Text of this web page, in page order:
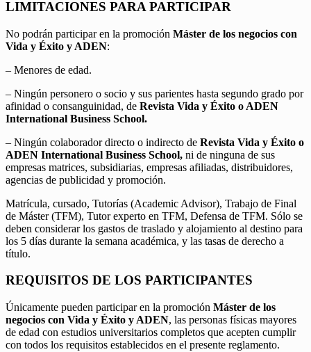
LIMITACIONES PARA PARTICIPAR
No podrán participar en la promoción Máster de los negocios con
Vida y Éxito y ADEN:
– Menores de edad.
– Ningún personero o socio y sus parientes hasta segundo grado por
afinidad o consanguinidad, de Revista Vida y Éxito o ADEN
International Business School.
– Ningún colaborador directo o indirecto de Revista Vida y Éxito o
ADEN International Business School, ni de ninguna de sus
empresas matrices, subsidiarias, empresas afiliadas, distribuidores,
agencias de publicidad y promoción.
Matrícula, cursado, Tutorías (Academic Advisor), Trabajo de Final
de Máster (TFM), Tutor experto en TFM, Defensa de TFM. Sólo se
deben considerar los gastos de traslado y alojamiento al destino para
los 5 días durante la semana académica, y las tasas de derecho a
título.
REQUISITOS DE LOS PARTICIPANTES
Únicamente pueden participar en la promoción Máster de los
negocios con Vida y Éxito y ADEN, las personas físicas mayores
de edad con estudios universitarios completos que acepten cumplir
con todos los requisitos establecidos en el presente reglamento.